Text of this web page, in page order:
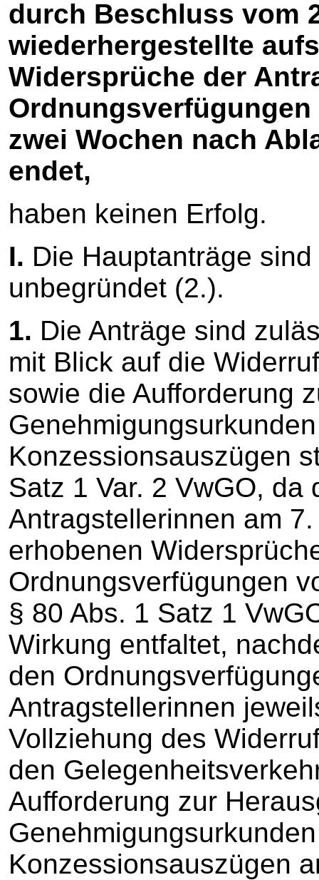
durch Beschluss vom
wiederhergestellte
Widersprüche der
zwei Wochen nach
endet,
haben keinen Erfolg.
I. Die Hauptanträge
unbegründet (2.).
1. Die Anträge sind
mit Blick auf die
sowie die Aufforderung
Konzessionsauszügen
Satz 1 Var. 2 VwGO, da
Antragstellerinnen am
erhobenen
Ordnungsverfügungen
§ 80 Abs. 1 Satz 1
Wirkung entfaltet,
den
Antragstellerinnen
Vollziehung des
den
Aufforderung zur
Konzessionsauszügen